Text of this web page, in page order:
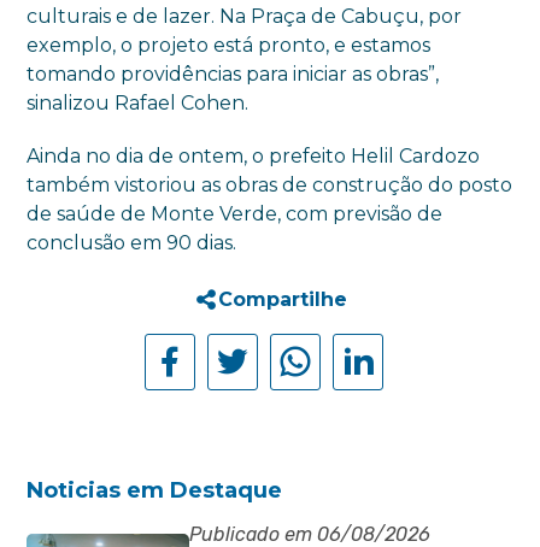
culturais e de lazer. Na Praça de Cabuçu, por
exemplo, o projeto está pronto, e estamos
tomando providências para iniciar as obras”,
sinalizou Rafael Cohen.
Ainda no dia de ontem, o prefeito Helil Cardozo
também vistoriou as obras de construção do posto
de saúde de Monte Verde, com previsão de
conclusão em 90 dias.
Compartilhe
Noticias em Destaque
Publicado em 06/08/2026